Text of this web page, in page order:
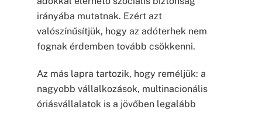
irányába mutatnak. Ezért azt
valószínűsítjük, hogy az adóterhek nem
fognak érdemben tovább csökkenni.
Az más lapra tartozik, hogy reméljük: a
nagyobb vállalkozások, multinacionális
óriásvállalatok is a jövőben legalább